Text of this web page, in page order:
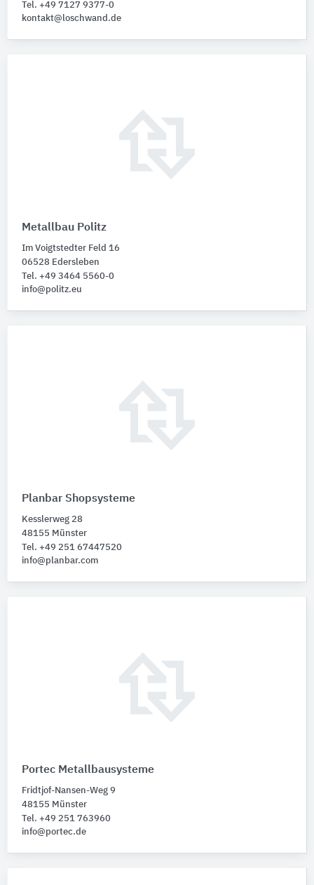
Tel. +49 7127 9377-0
kontakt@loschwand.de
Metallbau Politz
Im Voigtstedter Feld 16
06528 Edersleben
Tel. +49 3464 5560-0
info@politz.eu
Planbar Shopsysteme
Kesslerweg 28
48155 Münster
Tel. +49 251 67447520
info@planbar.com
Portec Metallbausysteme
Fridtjof-Nansen-Weg 9
48155 Münster
Tel. +49 251 763960
info@portec.de